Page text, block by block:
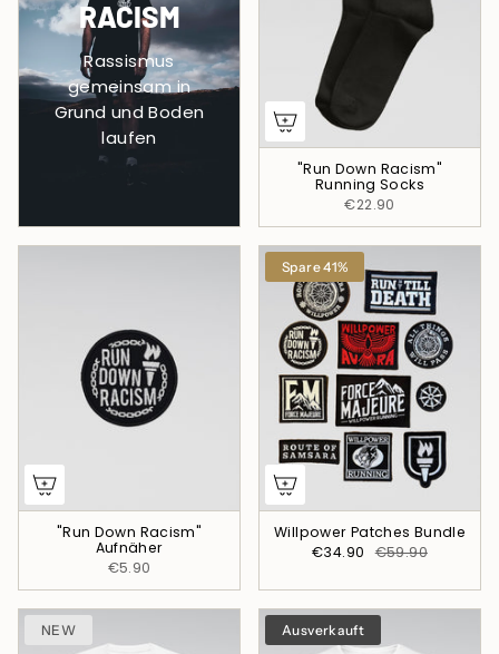
RACISM
Rassismus
gemeinsam in
Grund und Boden
laufen
"Run Down Racism"
Running Socks
€22.90
"Run Down Racism"
Aufnäher
€5.90
Spare 41%
Willpower Patches Bundle
€34.90
€59.90
NEW Ausverkauft